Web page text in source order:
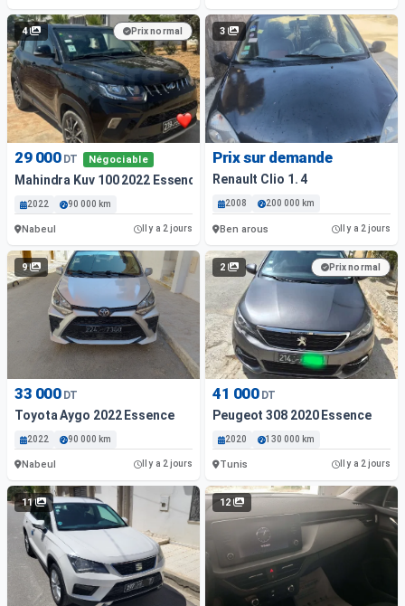
4 Prix normal
29 000 DT Négociable
Mahindra Kuv 100 2022 Essence
2022 90 000 km
Nabeul Il y a 2 jours
3
Prix sur demande
Renault Clio 1. 4
2008 200 000 km
Ben arous Il y a 2 jours
9
33 000 DT
Toyota Aygo 2022 Essence
2022 90 000 km
Nabeul Il y a 2 jours
2 Prix normal
41 000 DT
Peugeot 308 2020 Essence
2020 130 000 km
Tunis Il y a 2 jours
11 12